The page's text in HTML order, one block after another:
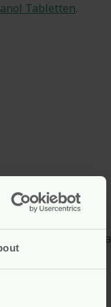
Tabletten.
potassium sorbate,
extract, calendula